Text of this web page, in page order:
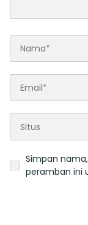
Simpan
peramban ini